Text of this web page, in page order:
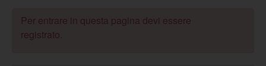
Per entrare in questa pagina devi essere
registrato.